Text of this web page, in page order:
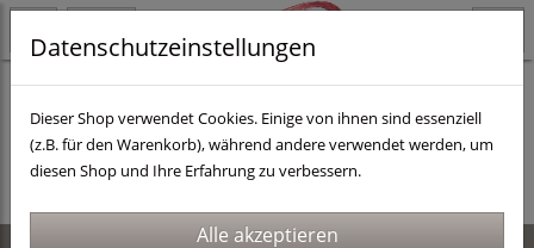
Es wurden leider keine Produkte gefunden.
Datenschutzeinstellungen
Dieser Shop verwendet Cookies. Einige von ihnen sind essenziell
(z.B. für den Warenkorb), während andere verwendet werden, um
diesen Shop und Ihre Erfahrung zu verbessern.